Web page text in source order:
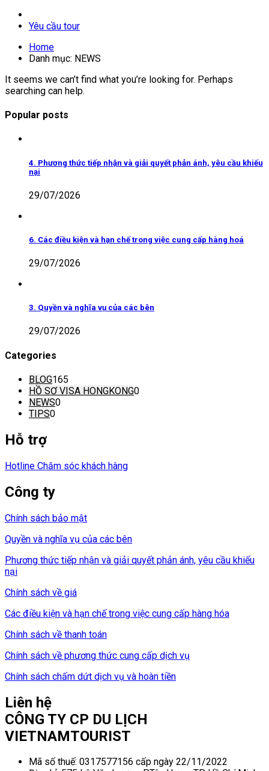
Yêu cầu tour
Home
Danh mục: NEWS
It seems we can’t find what you’re looking for. Perhaps
searching can help.
Popular posts
4. Phương thức tiếp nhận và giải quyết phản ánh, yêu cầu khiếu
nại
29/07/2026
6. Các điều kiện và hạn chế trong việc cung cấp hàng hoá
29/07/2026
3. Quyền và nghĩa vụ của các bên
29/07/2026
Categories
BLOG165
HỒ SƠ VISA HONGKONG0
NEWS0
TIPS0
Hỗ trợ
Hotline Chăm sóc khách hàng
Công ty
Chính sách bảo mật
Quyền và nghĩa vụ của các bên
Phương thức tiếp nhận và giải quyết phản ánh, yêu cầu khiếu
nại
Chính sách về giá
Các điều kiện và hạn chế trong việc cung cấp hàng hóa
Chính sách về thanh toán
Chính sách về phương thức cung cấp dịch vụ
Chính sách chấm dứt dịch vụ và hoàn tiền
Liên hệ
CÔNG TY CP DU LỊCH
VIETNAMTOURIST
Mã số thuế: 0317577156 cấp ngày 22/11/2022